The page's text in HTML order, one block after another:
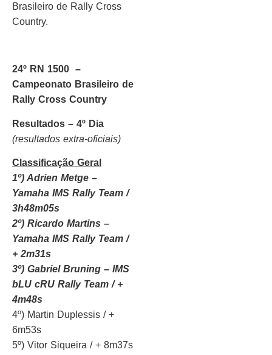
Brasileiro de Rally Cross
Country.
24º RN 1500 –
Campeonato Brasileiro de
Rally Cross Country
Resultados – 4º Dia
(resultados extra-oficiais)
Classificação Geral
1º) Adrien Metge –
Yamaha IMS Rally Team /
3h48m05s
2º) Ricardo Martins –
Yamaha IMS Rally Team /
+ 2m31s
3º) Gabriel Bruning – IMS
bLU cRU Rally Team / +
4m48s
4º) Martin Duplessis / +
6m53s
5º) Vitor Siqueira / + 8m37s